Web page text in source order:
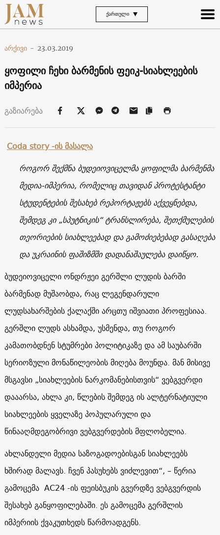
ᲥᲐᲠᲗᲣᲚᲘ
არქივი - 23.03.2019
ყოფილი ჩეხი ბარმენის ფეიკ-სიახლეების
იმპერია
გაზიარება
Сoda story-ის მასალა
როგორ შექმნა ბუდეიოვიცელმა ყოფილმა ბარმენმა
მედია-იმპერია, რომელიც თავიდან პროტესტანტი
სტუდენტების შესახებ რეპორტაჟებს აქვეყნებდა,
შემდეგ კი „სპუტნიკის“ ტრანსლირება, შეთქმულების
თეორიების სიახლეებად და გამოძიებებად გასაღება
და უკრაინის ფაშიზმში დადანაშაულება დაიწყო.
ბუდეიოვიცელი ონდრჟეი გერშლი ლუდის ბარში
ბარმენად მუშაობდა, რაც ლეგენდარული
ლუდსახარშების ქალაქში არცთუ იშვიათი პროფესიაა.
გერშლი ლუდს ასხამდა, უსმენდა, თუ როგორ
კამათობდნენ სტუმრები პოლიტიკაზე და ამ საუბარში
სერიოზული მონაწილეობის მიღება მოუნდა. მან მისივე
მსგავსი „სიახლეების ნარკომანებისთვის“ ვებგვერდი
დააარსა, ახლა კი, წლების შემდეგ ის ალტერნატიული
სიახლეების ყველაზე პოპულარული და
წინააღმდეგობრივი ვებგვერდების მფლობელია.
ახლანდელი მედია საზოგადოებისგან სიახლეებს
ხშირად მალავს. ჩვენ პასუხებს ვიძლევით“, – წერია
გამოცემა AC24-ის ფეისბუკის გვერდზე ვებგვერდის
შესახებ განყოფილებაში. ეს გამოცემა გერშლის
იმპერიის ქვაკუთხედს წარმოადგენს.